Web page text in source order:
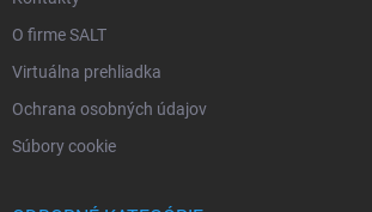
O firme SALT
Virtuálna prehliadka
Ochrana osobných údajov
Súbory cookie